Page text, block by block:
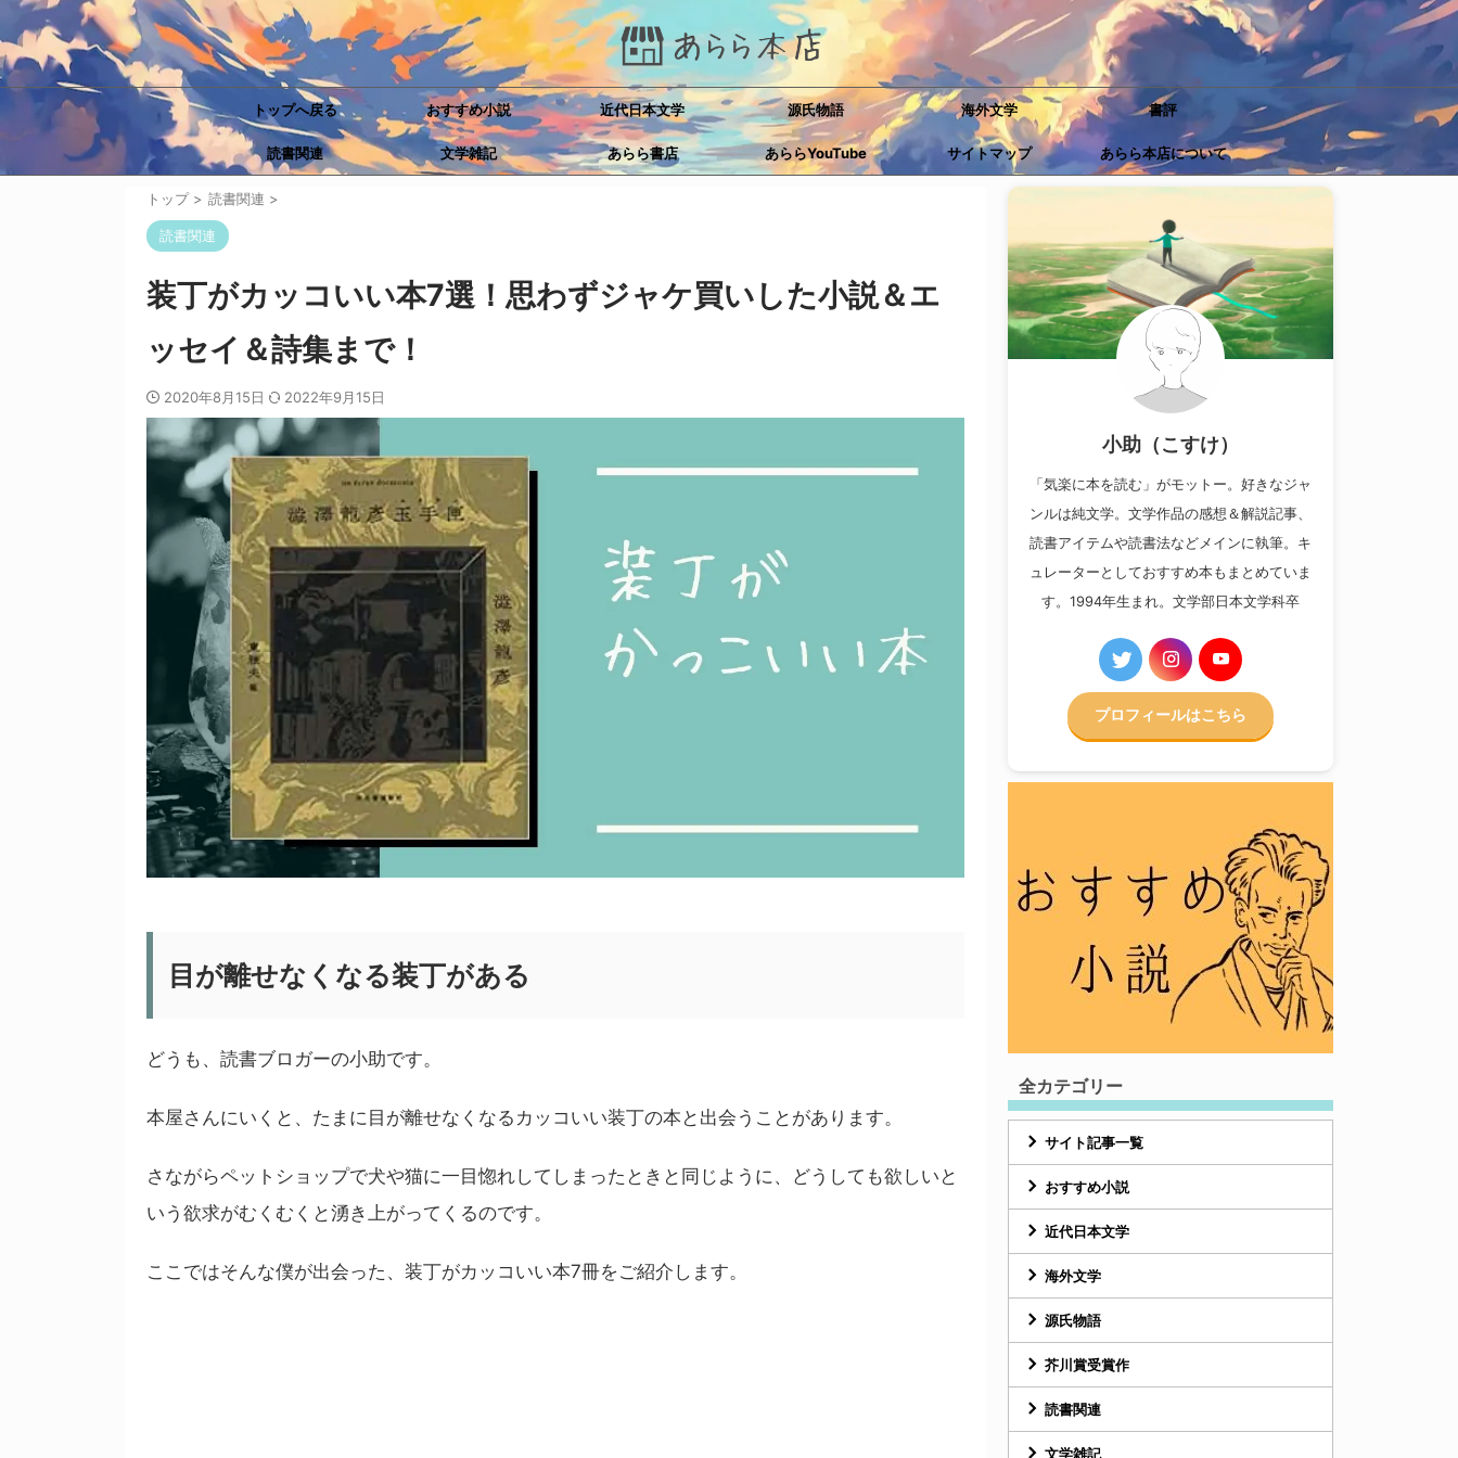
トップへ戻る おすすめ小説 近代日本文学 源氏物語 海外文学 書評
読書関連 文学雑記 あらら書店 あららYouTube サイトマップ あらら本店について
トップ > 読書関連 >
読書関連
装丁がカッコいい本7選！思わずジャケ買いした小説＆エ
ッセイ＆詩集まで！
2020年8月15日 2022年9月15日
目が離せなくなる装丁がある
どうも、読書ブロガーの小助です。
本屋さんにいくと、たまに目が離せなくなるカッコいい装丁の本と出会うことがあります。
さながらペットショップで犬や猫に一目惚れしてしまったときと同じように、どうしても欲しいと
いう欲求がむくむくと湧き上がってくるのです。
ここではそんな僕が出会った、装丁がカッコいい本7冊をご紹介します。
小助（こすけ）
「気楽に本を読む」がモットー。好きなジャ
ンルは純文学。文学作品の感想＆解説記事、
読書アイテムや読書法などメインに執筆。キ
ュレーターとしておすすめ本もまとめていま
す。1994年生まれ。文学部日本文学科卒
プロフィールはこちら
全カテゴリー
サイト記事一覧
おすすめ小説
近代日本文学
海外文学
源氏物語
芥川賞受賞作
読書関連
文学雑記